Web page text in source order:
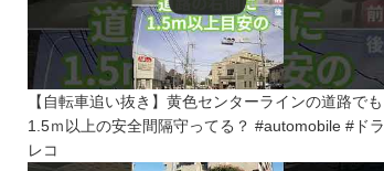
【自転車追い抜き】黄色センターラインの道路でも
1.5ｍ以上の安全間隔守ってる？ #automobile #ドラ
レコ